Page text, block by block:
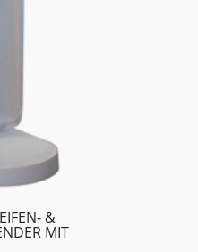
&
MIT